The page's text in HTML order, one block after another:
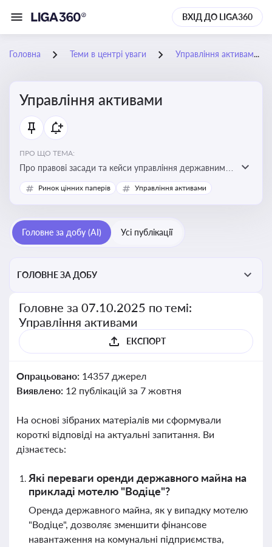
ВХІД ДО LIGA360
Головна Теми в центрі уваги Управління активами
Управління активами
ПРО ЩО ТЕМА:
Про правові засади та кейси управління державними,
комунальними та корпоративними активами, для
юристів і керівників, які відповідають за збереження
Ринок цінних паперів Управління активами
Головне за добу (AI) Усі публікації
ГОЛОВНЕ ЗА ДОБУ
Головне за 07.10.2025 по темі:
Управління активами
ЕКСПОРТ
Опрацьовано: 14357 джерел
Виявлено: 12 публікацій за 7 жовтня
На основі зібраних матеріалів ми сформували
короткі відповіді на актуальні запитання. Ви
дізнаєтесь:
Які переваги оренди державного майна на
прикладі мотелю "Водіце"?
Оренда державного майна, як у випадку мотелю
"Водіце", дозволяє зменшити фінансове
навантаження на комунальні підприємства,